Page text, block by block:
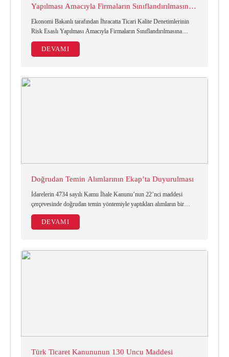
Yapılması Amacıyla Firmaların Sınıflandırılmasına
Ekonomi Bakanlı tarafından İhracatta Ticari Kalite Denetimlerinin
Risk Esaslı Yapılması Amacıyla Firmaların Sınıflandırılmasına
İlişkin Tebliğ 31 Aralık 2015 tarihinde yayımlandı.
DEVAMI
Doğrudan Temin Alımlarının Ekap’ta Duyurulması
İdarelerin 4734 sayılı Kamu İhale Kanunu’nun 22’nci maddesi
çerçevesinde doğrudan temin yöntemiyle yaptıkları alımların bir
kısmı EKAP’ta yayımlanmaya/ilan edilmeye başlanmıştır.
DEVAMI
Türk Ticaret Kanununun 130 Uncu Maddesi